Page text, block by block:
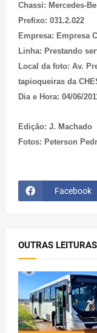
Chassi: Mercedes-
Prefixo: 031.2.022
Empresa: Empresa
Linha: Prestando
Local da foto: Av.
tapioqueiras da
Dia e Hora: 04/06/
Edição: J. Machado
Fotos: Peterson
Facebook
OUTRAS LEITURAS